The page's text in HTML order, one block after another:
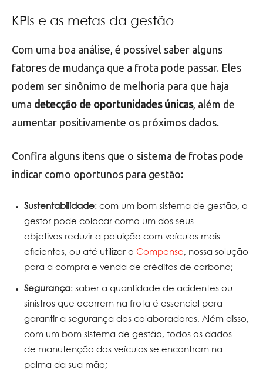
KPIs e as metas da gestão
Com uma boa análise, é possível saber alguns
fatores de mudança que a frota pode passar. Eles
podem ser sinônimo de melhoria para que haja
uma detecção de oportunidades únicas, além de
aumentar positivamente os próximos dados.
Confira alguns itens que o sistema de frotas pode
indicar como oportunos para gestão:
Sustentabilidade: com um bom sistema de gestão, o
gestor pode colocar como um dos seus
objetivos reduzir a poluição com veículos mais
eficientes, ou até utilizar o Compense, nossa solução
para a compra e venda de créditos de carbono;
Segurança: saber a quantidade de acidentes ou
sinistros que ocorrem na frota é essencial para
garantir a segurança dos colaboradores. Além disso,
com um bom sistema de gestão, todos os dados
de manutenção dos veículos se encontram na
palma da sua mão;